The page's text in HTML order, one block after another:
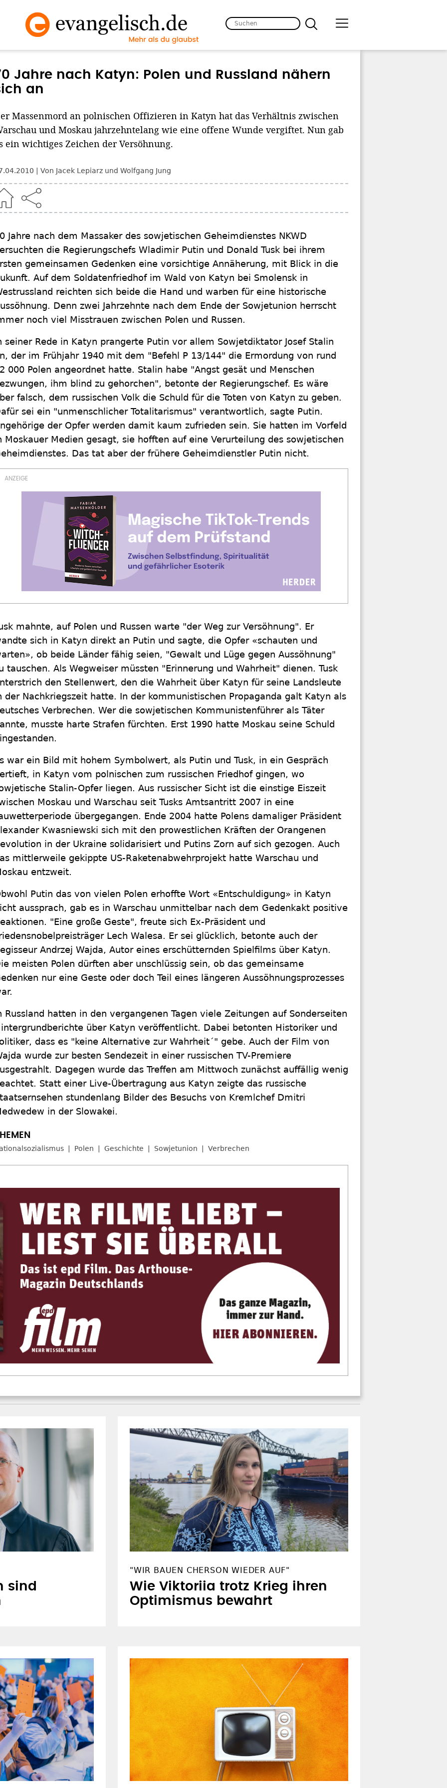
Jahre nach Katyn: Polen und Russland nähern
an
Massenmord an polnischen Offizieren in Katyn hat das Verhältnis zwischen
und Moskau jahrzehntelang wie eine offene Wunde vergiftet. Nun gab
ein wichtiges Zeichen der Versöhnung.
Von Jacek Lepiarz und Wolfgang Jung
Jahre nach dem Massaker des sowjetischen Geheimdienstes NKWD
die Regierungschefs Wladimir Putin und Donald Tusk bei ihrem
gemeinsamen Gedenken eine vorsichtige Annäherung, mit Blick in die
Auf dem Soldatenfriedhof im Wald von Katyn bei Smolensk in
reichten sich beide die Hand und warben für eine historische
Denn zwei Jahrzehnte nach dem Ende der Sowjetunion herrscht
noch viel Misstrauen zwischen Polen und Russen.
seiner Rede in Katyn prangerte Putin vor allem Sowjetdiktator Josef Stalin
der im Frühjahr 1940 mit dem "Befehl P 13/144" die Ermordung von rund
000 Polen angeordnet hatte. Stalin habe "Angst gesät und Menschen
ihm blind zu gehorchen", betonte der Regierungschef. Es wäre
falsch, dem russischen Volk die Schuld für die Toten von Katyn zu geben.
sei ein "unmenschlicher Totalitarismus" verantwortlich, sagte Putin.
der Opfer werden damit kaum zufrieden sein. Sie hatten im Vorfeld
Moskauer Medien gesagt, sie hofften auf eine Verurteilung des sowjetischen
Das tat aber der frühere Geheimdienstler Putin nicht.
mahnte, auf Polen und Russen warte "der Weg zur Versöhnung". Er
sich in Katyn direkt an Putin und sagte, die Opfer «schauten und
ob beide Länder fähig seien, "Gewalt und Lüge gegen Aussöhnung"
tauschen. Als Wegweiser müssten "Erinnerung und Wahrheit" dienen. Tusk
den Stellenwert, den die Wahrheit über Katyn für seine Landsleute
der Nachkriegszeit hatte. In der kommunistischen Propaganda galt Katyn als
Verbrechen. Wer die sowjetischen Kommunistenführer als Täter
musste harte Strafen fürchten. Erst 1990 hatte Moskau seine Schuld
war ein Bild mit hohem Symbolwert, als Putin und Tusk, in ein Gespräch
in Katyn vom polnischen zum russischen Friedhof gingen, wo
Stalin-Opfer liegen. Aus russischer Sicht ist die einstige Eiszeit
Moskau und Warschau seit Tusks Amtsantritt 2007 in eine
übergegangen. Ende 2004 hatte Polens damaliger Präsident
Kwasniewski sich mit den prowestlichen Kräften der Orangenen
in der Ukraine solidarisiert und Putins Zorn auf sich gezogen. Auch
mittlerweile gekippte US-Raketenabwehrprojekt hatte Warschau und
entzweit.
Putin das von vielen Polen erhoffte Wort «Entschuldigung» in Katyn
aussprach, gab es in Warschau unmittelbar nach dem Gedenkakt positive
"Eine große Geste", freute sich Ex-Präsident und
Lech Walesa. Er sei glücklich, betonte auch der
Andrzej Wajda, Autor eines erschütternden Spielfilms über Katyn.
meisten Polen dürften aber unschlüssig sein, ob das gemeinsame
nur eine Geste oder doch Teil eines längeren Aussöhnungsprozesses
Russland hatten in den vergangenen Tagen viele Zeitungen auf Sonderseiten
über Katyn veröffentlicht. Dabei betonten Historiker und
dass es "keine Alternative zur Wahrheit´" gebe. Auch der Film von
wurde zur besten Sendezeit in einer russischen TV-Premiere
Dagegen wurde das Treffen am Mittwoch zunächst auffällig wenig
Statt einer Live-Übertragung aus Katyn zeigte das russische
stundenlang Bilder des Besuchs von Kremlchef Dmitri
in der Slowakei.
Polen Geschichte Sowjetunion Verbrechen
sind
"WIR BAUEN CHERSON WIEDER AUF"
Wie Viktoriia trotz Krieg ihren
Optimismus bewahrt